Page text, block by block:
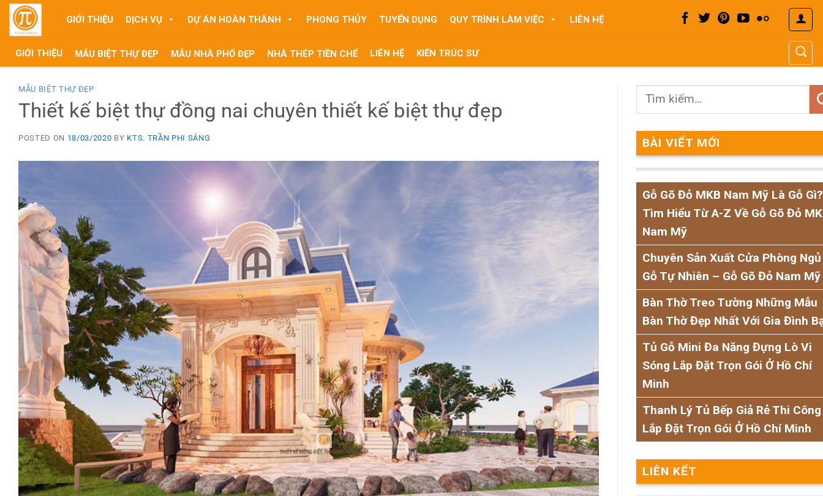
Skip
content
GIỚI THIỆU DỊCH VỤ DỰ ÁN HOÀN THÀNH PHONG THỦY TUYỂN DỤNG QUY TRÌNH LÀM VIỆC LIÊN HỆ
GIỚI THIỆU MẪU BIỆT THỰ ĐẸP MẪU NHÀ PHỐ ĐẸP NHÀ THÉP TIỀN CHẾ LIÊN HỆ KIẾN TRÚC SƯ
MẪU BIỆT THỰ ĐẸP
Thiết kế biệt thự đồng nai chuyên thiết kế biệt thự đẹp
POSTED ON 18/03/2020 BY KTS. TRẦN PHI SÁNG BÀI VIẾT MỚI
Gỗ Gõ Đỏ MKB Nam Mỹ Là Gỗ Gì?
Tìm Hiểu Từ A-Z Về Gỗ Gõ Đỏ
Nam Mỹ
Chuyên Sản Xuất Cửa Phòng Ngủ
Gỗ Tự Nhiên – Gỗ Gõ Đỏ Nam Mỹ
Bàn Thờ Treo Tường Những Mẫu
Bàn Thờ Đẹp Nhất Với Gia Đình
Tủ Gỗ Mini Đa Năng Đựng Lò Vi
Sóng Lắp Đặt Trọn Gói Ở Hồ Chí
Minh
Thanh Lý Tủ Bếp Giả Rẻ Thi Công
Lắp Đặt Trọn Gói Ở Hồ Chí Minh
LIÊN KẾT